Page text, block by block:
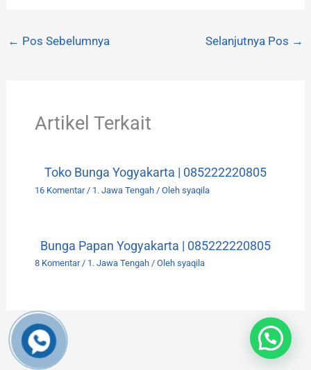
← Pos Sebelumnya Selanjutnya Pos →
Artikel Terkait
Toko Bunga Yogyakarta | 085222220805
16 Komentar / 1. Jawa Tengah/ Oleh syaqila
Bunga Papan Yogyakarta | 085222220805
8 Komentar / 1. Jawa Tengah/ Oleh syaqila